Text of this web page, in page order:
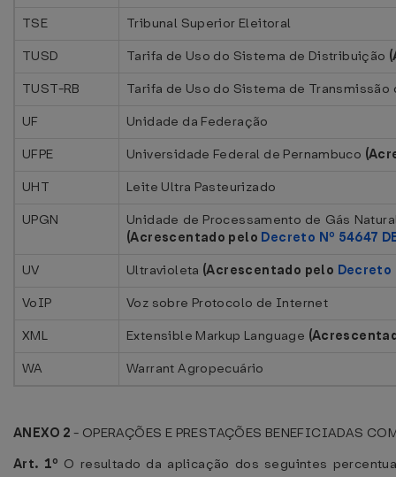
TSE
Tribunal Superior Eleitoral
TUSD
Tarifa de Uso do Sistema de Distribuição
TUST-RB
Tarifa de Uso do Sistema de Transmissão
UF
Unidade da Federação
UFPE
Universidade Federal de Pernambuco
UHT
Leite Ultra Pasteurizado
UPGN
Unidade de Processamento de Gás
(Acrescentado pelo Decreto Nº 54647
UV
Ultravioleta (Acrescentado pelo Decreto
VoIP
Voz sobre Protocolo de Internet
XML
Extensible Markup Language
WA
Warrant Agropecuário
ANEXO 2 - OPERAÇÕES E PRESTAÇÕES BENEFICIADAS
Art. 1º O resultado da aplicação dos seguintes